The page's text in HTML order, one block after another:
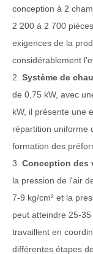
conception à 2
2 200 à 2 700
exigences de la
considérablement
2. Système de
de 0,75 kW, avec
kW, il présente une
répartition uniforme
formation des
3. Conception des
la pression de l'air
7-9 kg/cm² et la
peut atteindre 25-
travaillent en
différentes étapes